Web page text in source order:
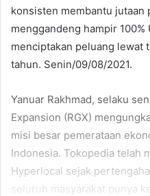
konsisten membantu jutaan
menggandeng hampir 100%
menciptakan peluang lewat
tahun. Senin/09/08/2021.
Yanuar Rakhmad, selaku
Expansion (RGX)
misi besar pemerataan
Indonesia. Tokopedia telah
Hyperlocal sejak
seluruh masyarakat punya